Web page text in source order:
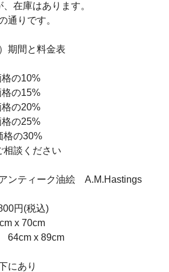
在庫はあります。
通りです。
期間と料金表
の10%
の15%
の20%
の25%
の30%
談ください
ティーク油絵 A.M.Hastings
円(税込)
x 70cm
64cm x 89cm
にあり